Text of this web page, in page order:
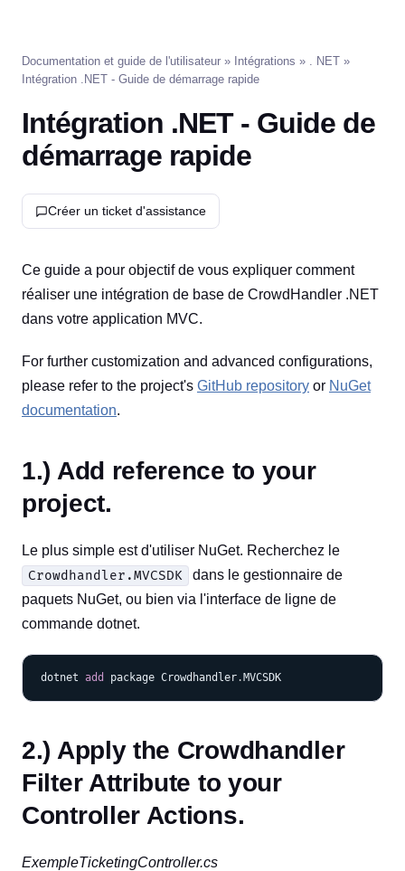
Documentation et guide de l'utilisateur » Intégrations » . NET »
Intégration .NET - Guide de démarrage rapide
Intégration .NET - Guide de
démarrage rapide
Créer un ticket d'assistance
Ce guide a pour objectif de vous expliquer comment
réaliser une intégration de base de CrowdHandler .NET
dans votre application MVC.
For further customization and advanced configurations,
please refer to the project's GitHub repository or NuGet
documentation.
1.) Add reference to your
project.
Le plus simple est d'utiliser NuGet. Recherchez le
Crowdhandler.MVCSDK
dans le gestionnaire de
paquets NuGet, ou bien via l'interface de ligne de
commande dotnet.
dotnet add package Crowdhandler.
2.) Apply the Crowdhandler
Filter Attribute to your
Controller Actions.
ExempleTicketingController.cs